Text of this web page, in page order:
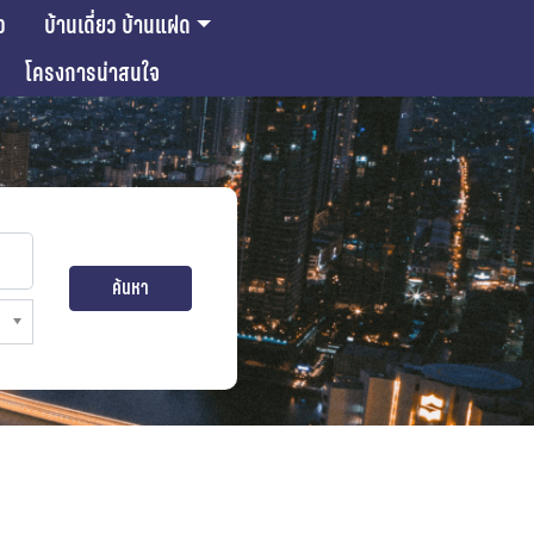
บ้านเดี่ยว บ้านแฝด
โครงการน่าสนใจ
ค้นหา